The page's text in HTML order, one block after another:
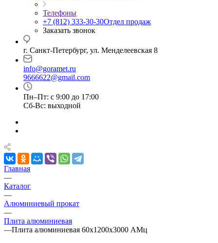
Телефоны
+7 (812) 333-30-30Отдел продаж
Заказать звонок
г. Санкт-Петербург, ул. Менделеевская 8
info@goramet.ru
9666622@gmail.com
Пн–Пт: с 9:00 до 17:00
Сб-Вс: выходной
Главная
—
Каталог
—
Алюминиевый прокат
—
Плита алюминиевая
—Плита алюминиевая 60х1200х3000 АМц